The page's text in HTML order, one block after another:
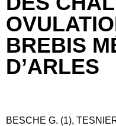
BREBIS
D’ARLES
BESCHE G. (1),